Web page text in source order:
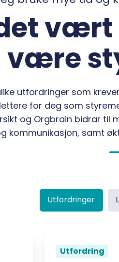
vært
være
utfordringer som
for deg som
og Orgbrain bidrar
kommunikasjon, samt
Utfordringer
Utfordring